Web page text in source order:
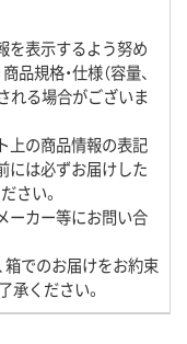
を表示するよう努め
規格・仕様（容量、
れる場合がございま
上の商品情報の表記
には必ずお届けした
さい。
ーカー等にお問い合
箱でのお届けをお約束
承ください。